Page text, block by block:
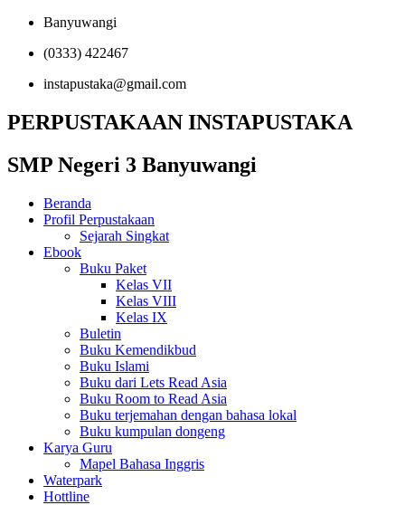
Banyuwangi
(0333) 422467
instapustaka@gmail.com
PERPUSTAKAAN INSTAPUSTAKA
SMP Negeri 3 Banyuwangi
Beranda
Profil Perpustakaan
Sejarah Singkat
Ebook
Buku Paket
Kelas VII
Kelas VIII
Kelas IX
Buletin
Buku Kemendikbud
Buku Islami
Buku dari Lets Read Asia
Buku Room to Read Asia
Buku terjemahan dengan bahasa lokal
Buku kumpulan dongeng
Karya Guru
Mapel Bahasa Inggris
Waterpark
Hottline